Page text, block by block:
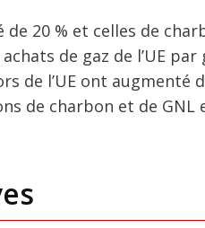
20 % et celles de
de gaz de l’UE
de l’UE ont augmenté
de charbon et de GNL